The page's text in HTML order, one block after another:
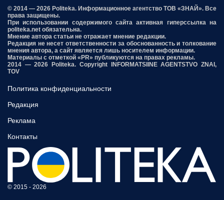
© 2014 — 2026 Politeka. Информационное агентство ТОВ «ЗНАЙ». Все
права защищены.
При использовании содержимого сайта активная гиперссылка на
politeka.net обязательна.
Мнение автора статьи не отражает мнение редакции.
Редакция не несет ответственности за обоснованность и толкование
мнения автора, а сайт является лишь носителем информации.
Материалы с отметкой «PR» публикуются на правах рекламы.
2014 — 2026 Politeka. Copyright INFORMATSIINE AGENTSTVO ZNAI,
TOV
Политика конфиденциальности
Редакция
Реклама
Контакты
© 2015 - 2026